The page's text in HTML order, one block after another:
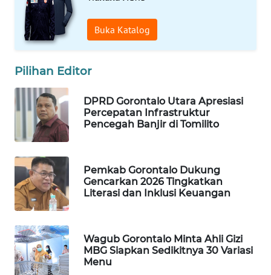
Buka Katalog
Pilihan Editor
DPRD Gorontalo Utara Apresiasi
Percepatan Infrastruktur
Pencegah Banjir di Tomilito
Pemkab Gorontalo Dukung
Gencarkan 2026 Tingkatkan
Literasi dan Inklusi Keuangan
Wagub Gorontalo Minta Ahli Gizi
MBG Siapkan Sedikitnya 30 Variasi
Menu
WAHANA
DESA
WISATA
WAHANA
Network
KONSUMEN
LISTRIK
MASYARAKAT
KELISTRIKAN
WALINKI
ID